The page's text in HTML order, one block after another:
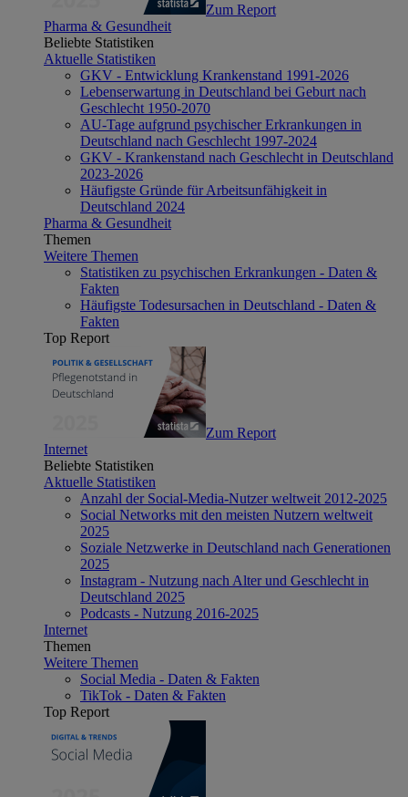
Zum Report
Pharma & Gesundheit
Beliebte Statistiken
Aktuelle Statistiken
GKV - Entwicklung Krankenstand 1991-2026
Lebenserwartung in Deutschland bei Geburt nach
Geschlecht 1950-2070
AU-Tage aufgrund psychischer Erkrankungen in
Deutschland nach Geschlecht 1997-2024
GKV - Krankenstand nach Geschlecht in Deutschland
2023-2026
Häufigste Gründe für Arbeitsunfähigkeit in
Deutschland 2024
Pharma & Gesundheit
Themen
Weitere Themen
Statistiken zu psychischen Erkrankungen - Daten &
Fakten
Häufigste Todesursachen in Deutschland - Daten &
Fakten
Top Report
Zum Report
Internet
Beliebte Statistiken
Aktuelle Statistiken
Anzahl der Social-Media-Nutzer weltweit 2012-2025
Social Networks mit den meisten Nutzern weltweit
2025
Soziale Netzwerke in Deutschland nach Generationen
2025
Instagram - Nutzung nach Alter und Geschlecht in
Deutschland 2025
Podcasts - Nutzung 2016-2025
Internet
Themen
Weitere Themen
Social Media - Daten & Fakten
TikTok - Daten & Fakten
Top Report